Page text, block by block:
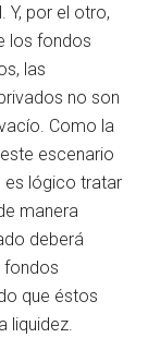
Y, por el otro,
los fondos
las
no son
Como la
escenario
es lógico tratar
manera
deberá
fondos
que éstos
liquidez.